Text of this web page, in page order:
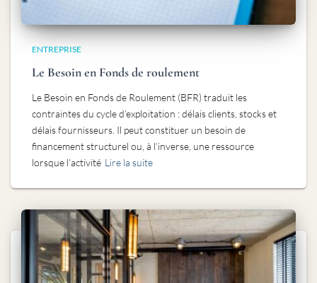
ENTREPRISE
Le Besoin en Fonds de roulement
Le Besoin en Fonds de Roulement (BFR) traduit les
contraintes du cycle d’exploitation : délais clients, stocks et
délais fournisseurs. Il peut constituer un besoin de
financement structurel ou, à l’inverse, une ressource
lorsque l’activité Lire la suite